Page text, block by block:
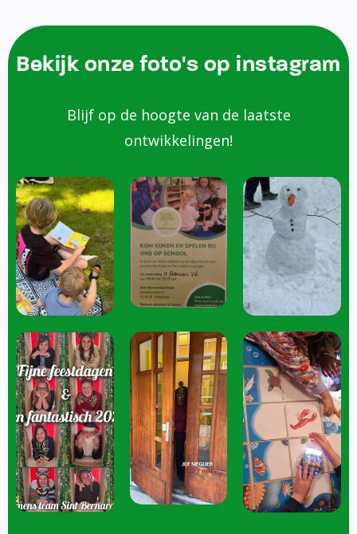
Bekijk onze foto's op instagram
Blijf op de hoogte van de laatste
ontwikkelingen!